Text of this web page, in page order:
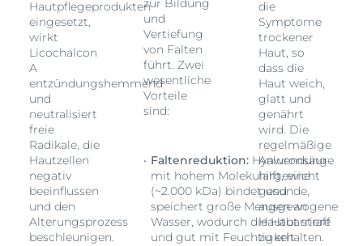
Hautpflegeprodukten
eingesetzt,
wirkt
Licochalcon
A
entzündungshemmend
und
neutralisiert
freie
Radikale, die
Hautzellen
negativ
beeinflussen
und den
Alterungsprozess
beschleunigen.
zur Bildung
und
Vertiefung
von Falten
führt. Zwei
wesentliche
Vorteile
sind:
Faltenreduktion: Hyaluronsäure
mit hohem Molekulargewicht
(~2.000 kDa) bindet und
speichert große Mengen an
Wasser, wodurch die Haut straff
und gut mit Feuchtigkeit
die
Symptome
trockener
Haut, so
dass die
Haut weich,
glatt und
genährt
wird. Die
regelmäßige
Anwendung
hilft, eine
gesunde,
ausgewogene
Hautbarriere
zu erhalten.